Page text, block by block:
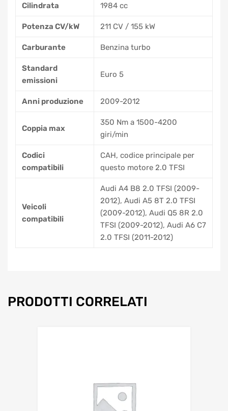
Cilindrata 1984 cc
Potenza CV/kW 211 CV / 155 kW
Carburante Benzina turbo
Standard
emissioni
Euro 5
Anni produzione 2009-2012
Coppia max
350 Nm a 1500-4200
giri/min
Codici
compatibili
CAH, codice principale per
questo motore 2.0 TFSI
Veicoli
compatibili
Audi A4 B8 2.0 TFSI (2009-
2012), Audi A5 8T 2.0 TFSI
(2009-2012), Audi Q5 8R 2.0
TFSI (2009-2012), Audi A6 C7
2.0 TFSI (2011-2012)
PRODOTTI CORRELATI